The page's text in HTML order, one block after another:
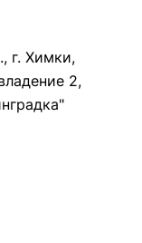
г. Химки,
2,